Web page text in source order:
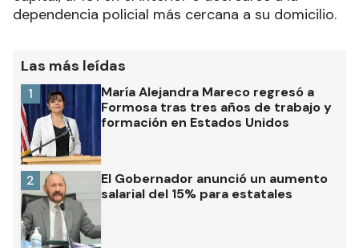
dependencia policial más cercana a su domicilio.
Las más leídas
María Alejandra Mareco regresó a
Formosa tras tres años de trabajo y
formación en Estados Unidos
1
El Gobernador anunció un aumento
salarial del 15% para estatales
2